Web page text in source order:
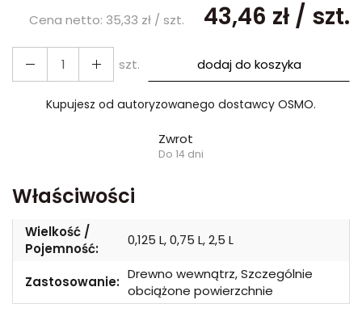
Cena netto: 35,33 zł / szt. 43,46 zł / szt.
szt. dodaj do koszyka
Kupujesz od autoryzowanego dostawcy OSMO.
Zwrot
Do 14 dni
Właściwości
Wielkość /
Pojemność:
0,125 L, 0,75 L, 2,5 L
Zastosowanie: Drewno wewnątrz, Szczególnie
obciążone powierzchnie